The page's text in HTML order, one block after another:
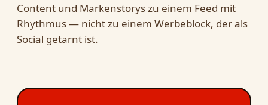
Content und Marken­storys zu einem Feed mit
Rhythmus — nicht zu einem Werbeblock, der als
Social getarnt ist.